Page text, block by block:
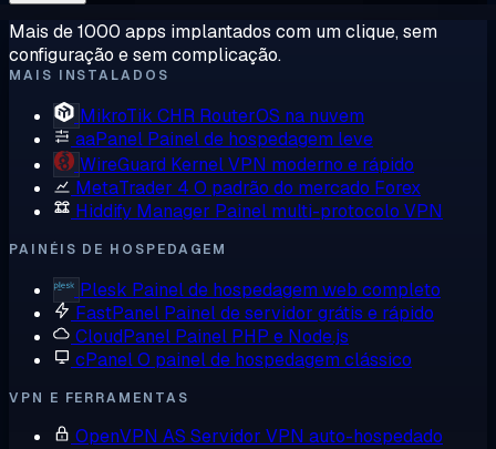
Mais de 1000 apps implantados com um clique, sem
configuração e sem complicação.
MAIS INSTALADOS
MikroTik CHR RouterOS na nuvem
aaPanel Painel de hospedagem leve
WireGuard Kernel VPN moderno e rápido
MetaTrader 4 O padrão do mercado Forex
Hiddify Manager Painel multi-protocolo VPN
PAINÉIS DE HOSPEDAGEM
Plesk Painel de hospedagem web completo
FastPanel Painel de servidor grátis e rápido
CloudPanel Painel PHP e Node.js
cPanelO painel de hospedagem clássico
VPN E FERRAMENTAS
OpenVPN AS Servidor VPN auto-hospedado